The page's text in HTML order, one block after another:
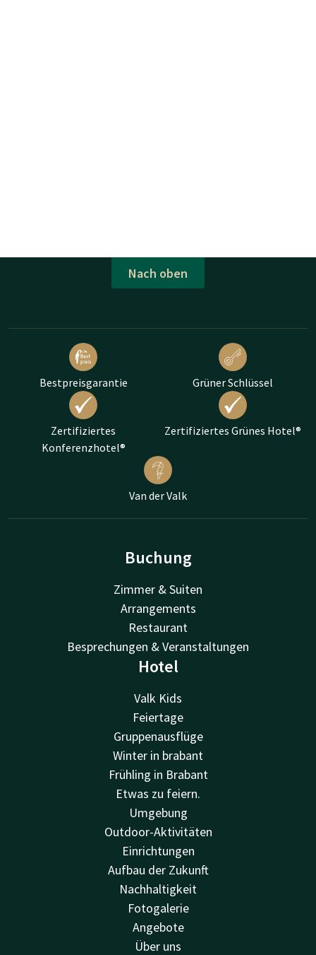
Nach oben
Bestpreisgarantie Grüner Schlüssel
Zertifiziertes
Konferenzhotel®
Zertifiziertes Grünes Hotel®
Van der Valk
Buchung
Zimmer & Suiten
Arrangements
Restaurant
Besprechungen & Veranstaltungen
Hotel
Valk Kids
Feiertage
Gruppenausflüge
Winter in brabant
Frühling in Brabant
Etwas zu feiern.
Umgebung
Outdoor-Aktivitäten
Einrichtungen
Aufbau der Zukunft
Nachhaltigkeit
Fotogalerie
Angebote
Über uns